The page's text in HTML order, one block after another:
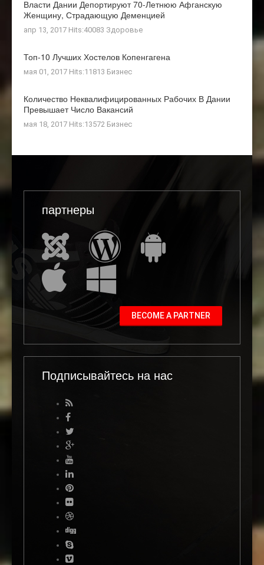
Власти Дании Депортируют 70-Летнюю Афганскую
Женщину, Страдающую Деменцией
апр 13, 2017 Hits:40083 Здоровье
Топ-10 Лучших Хостелов Копенгагена
мая 01, 2017 Hits:11813 Бизнес
Количество Неквалифицированных Рабочих В Дании
Превышает Число Вакансий
мая 18, 2017 Hits:13572 Бизнес
партнеры
BECOME A PARTNER
Подписывайтесь на нас